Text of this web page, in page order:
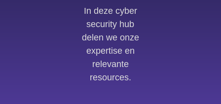
In deze cyber
security hub
delen we onze
expertise en
relevante
resources.